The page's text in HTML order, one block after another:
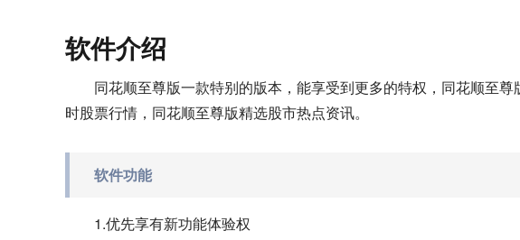
软件介绍
同花顺至尊版一款特别的版本，能享受到更多的特权，同花顺至
时股票行情，同花顺至尊版精选股市热点资讯。
软件功能
1.优先享有新功能体验权